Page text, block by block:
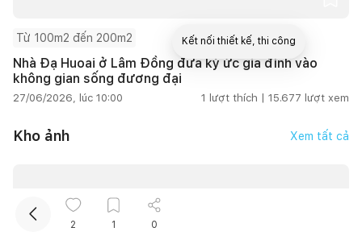
Từ 100m2 đến 200m2
Nhà Đạ Huoai ở Lâm Đồng đưa ký ức gia đình vào
không gian sống đương đại
27/06/2026, lúc 10:00 1 lượt thích | 15.677 lượt xem
Kho ảnh Xem tất cả
2 1 0
Kết nối thiết kế, thi công